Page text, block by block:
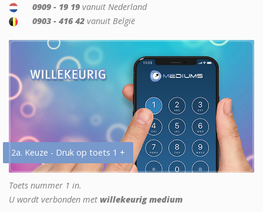
0909 - 19 19 vanuit Nederland
0903 - 416 42 vanuit België
2a. Keuze - Druk op toets 1 +
Toets nummer 1 in.
U wordt verbonden met willekeurig medium